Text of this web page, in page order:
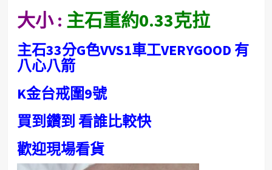
大小 : 主石重約0.33克拉
主石33分G色VVS1車工VERYGOOD 有
八心八箭
K金台戒圍9號
買到鑽到 看誰比較快
歡迎現場看貨